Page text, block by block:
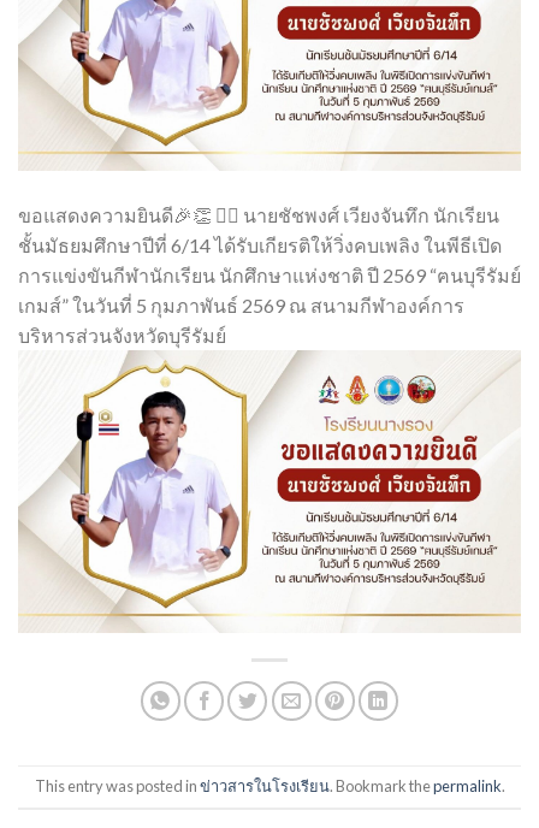
ขอแสดงความยินดี🎉👏 👉🏻 นายชัชพงศ์ เวียงจันทึก นักเรียน
ชั้นมัธยมศึกษาปีที่ 6/14 ได้รับเกียรติให้วิ่งคบเพลิง ในพีธีเปิด
การแข่งขันกีฬานักเรียน นักศึกษาแห่งชาติ ปี 2569 “ฅนบุรีรัมย์
เกมส์” ในวันที่ 5 กุมภาพันธ์ 2569 ณ สนามกีฬาองค์การ
บริหารส่วนจังหวัดบุรีรัมย์
This entry was posted inข่าวสารในโรงเรียน. Bookmark thepermalink.